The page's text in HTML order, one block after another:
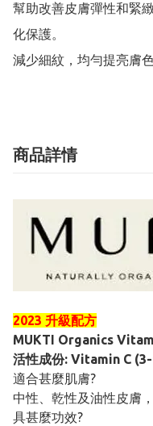
幫助改善皮膚彈性和緊
化保護。
減少細紋，均勻提亮膚
商品詳情
2023 升級配方
MUKTI Organics
活性成份: Vitamin C
適合甚麼肌膚?
中性、乾性及油性皮膚
具甚麼功效?